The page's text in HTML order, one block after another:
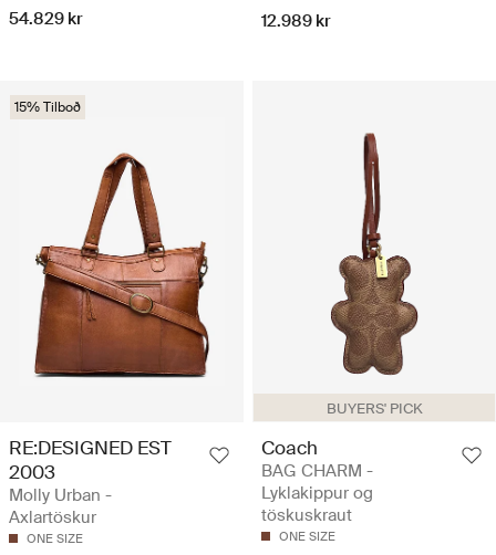
54.829 kr 12.989 kr
15% Tilboð
RE:DESIGNED EST
2003
Molly Urban -
Axlartöskur
ONE SIZE
BUYERS' PICK
Coach
BAG CHARM -
Lyklakippur og
töskuskraut
ONE SIZE